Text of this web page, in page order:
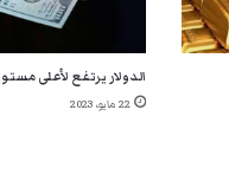
الدولار يرتفع لأعلى مستوى في 6 أشهر
22 مايو، 2023